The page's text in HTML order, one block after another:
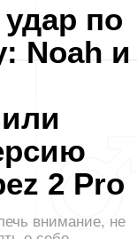
по
Noah и
2 Pro
внимание, не